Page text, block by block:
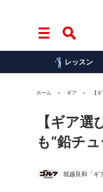
レッスン
ホーム ギア 【
【ギア
も“鉛チ
堀越良和「ギ